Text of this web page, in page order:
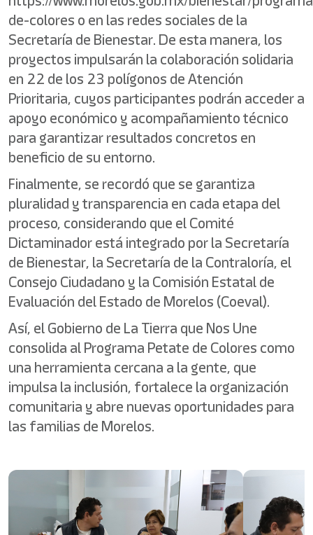
de-colores o en las redes sociales de la
Secretaría de Bienestar. De esta manera, los
proyectos impulsarán la colaboración solidaria
en 22 de los 23 polígonos de Atención
Prioritaria, cuyos participantes podrán acceder a
apoyo económico y acompañamiento técnico
para garantizar resultados concretos en
beneficio de su entorno.
Finalmente, se recordó que se garantiza
pluralidad y transparencia en cada etapa del
proceso, considerando que el Comité
Dictaminador está integrado por la Secretaría
de Bienestar, la Secretaría de la Contraloría, el
Consejo Ciudadano y la Comisión Estatal de
Evaluación del Estado de Morelos (Coeval).
Así, el Gobierno de La Tierra que Nos Une
consolida al Programa Petate de Colores como
una herramienta cercana a la gente, que
impulsa la inclusión, fortalece la organización
comunitaria y abre nuevas oportunidades para
las familias de Morelos.